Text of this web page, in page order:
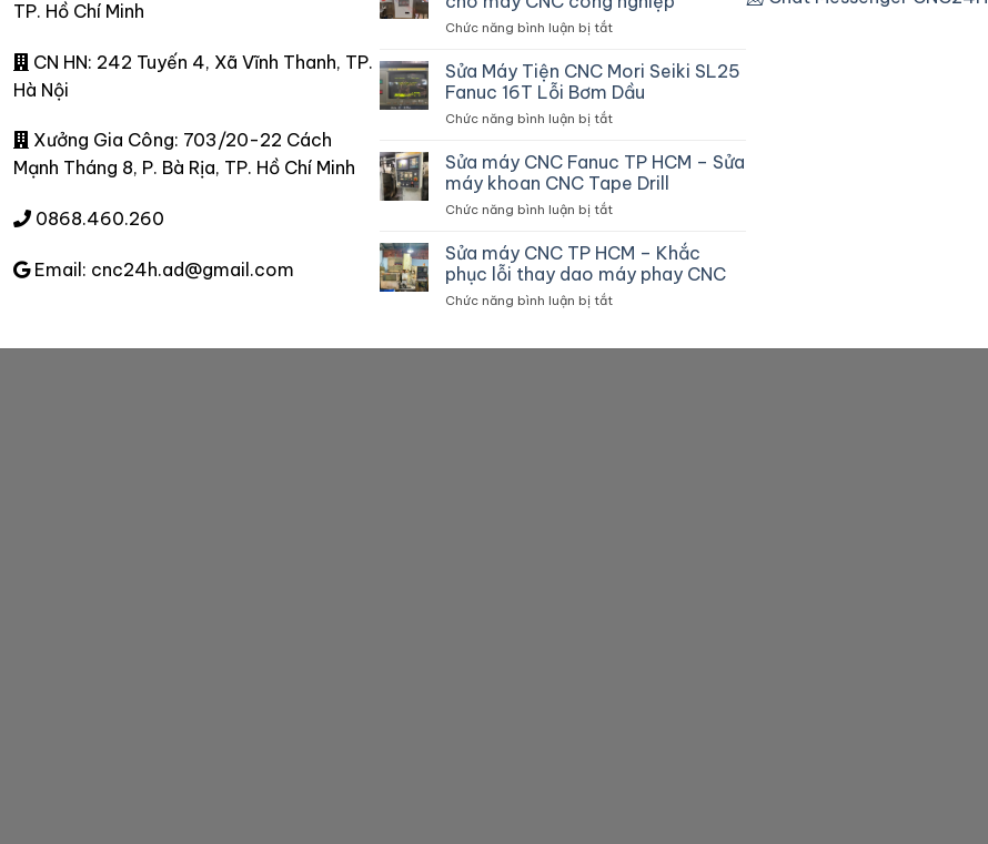
TP. Hồ Chí Minh
CN HN: 242 Tuyến 4, Xã Vĩnh Thanh, TP.
Hà Nội
Xưởng Gia Công: 703/20-22 Cách
Mạnh Tháng 8, P. Bà Rịa, TP. Hồ Chí Minh
0868.460.260
Email: cnc24h.ad@gmail.com
CNC
Lỗi
Chậm
Do
Tần
Chức năng bình luận bị tắtở
điều
hòa
tủ
điện
dùng
cho
máy
CNC
nghiệp
Sửa Máy Tiện CNC Mori Seiki SL25
Fanuc 16T Lỗi Bơm Dầu
Chức năng bình luận bị tắtở
Máy
CNC
Mori
SL25
Fanuc
16T
Lỗi
Sửa máy CNC Fanuc TP HCM – Sửa
máy khoan CNC Tape Drill
Chức năng bình luận bị tắtở
máy
CNC
Fanuc
TP
Sửa máy CNC TP HCM – Khắc
phục lỗi thay dao máy phay CNC
Chức năng bình luận bị tắtở